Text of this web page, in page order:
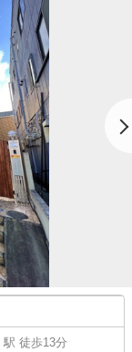
駅 徒歩13分